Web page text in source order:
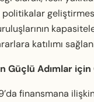
katılımı
Güçlü Adımlar
finansmana